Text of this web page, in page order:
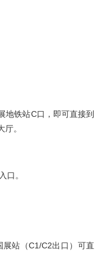
地铁站C口，即可直接到
。
口。
站（C1/C2出口）可直